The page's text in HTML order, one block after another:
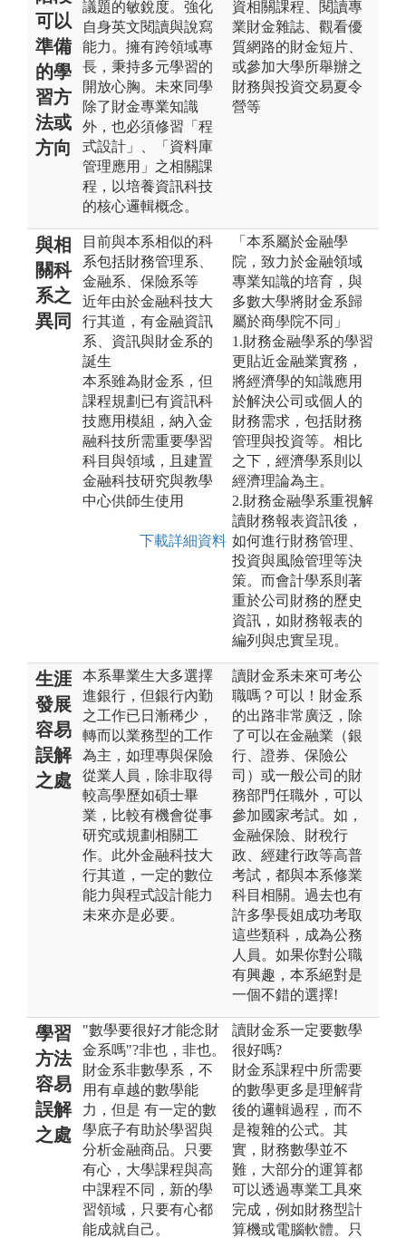
可以
準備
的學
習方
法或
方向
議題的敏銳度。強化
自身英文閱讀與說寫
能力。擁有跨領域專
長，秉持多元學習的
開放心胸。未來同學
除了財金專業知識
外，也必須修習「程
式設計」、「資料庫
管理應用」之相關課
程，以培養資訊科技
的核心邏輯概念。
資相關課程、閱讀專
業財金雜誌、觀看優
質網路的財金短片、
或參加大學所舉辦之
財務與投資交易夏令
營等
與相
關科
系之
異同
目前與本系相似的科
系包括財務管理系、
金融系、保險系等
近年由於金融科技大
行其道，有金融資訊
系、資訊與財金系的
誕生
本系雖為財金系，但
課程規劃已有資訊科
技應用模組，納入金
融科技所需重要學習
科目與領域，且建置
金融科技研究與教學
中心供師生使用
下載詳細資料
「本系屬於金融學
院，致力於金融領域
專業知識的培育，與
多數大學將財金系歸
屬於商學院不同」
1.財務金融學系的學習
更貼近金融業實務，
將經濟學的知識應用
於解決公司或個人的
財務需求，包括財務
管理與投資等。相比
之下，經濟學系則以
經濟理論為主。
2.財務金融學系重視解
讀財務報表資訊後，
如何進行財務管理、
投資與風險管理等決
策。而會計學系則著
重於公司財務的歷史
資訊，如財務報表的
編列與忠實呈現。
生涯
發展
容易
誤解
之處
本系畢業生大多選擇
進銀行，但銀行內勤
之工作已日漸稀少，
轉而以業務型的工作
為主，如理專與保險
從業人員，除非取得
較高學歷如碩士畢
業，比較有機會從事
研究或規劃相關工
作。此外金融科技大
行其道，一定的數位
能力與程式設計能力
未來亦是必要。
讀財金系未來可考公
職嗎？可以！財金系
的出路非常廣泛，除
了可以在金融業（銀
行、證券、保險公
司）或一般公司的財
務部門任職外，可以
參加國家考試。如，
金融保險、財稅行
政、經建行政等高普
考試，都與本系修業
科目相關。過去也有
許多學長姐成功考取
這些類科，成為公務
人員。如果你對公職
有興趣，本系絕對是
一個不錯的選擇!
學習
方法
容易
誤解
之處
"數學要很好才能念財
金系嗎"?非也，非也。
財金系非數學系，不
用有卓越的數學能
力，但是 有一定的數
學底子有助於學習與
分析金融商品。只要
有心，大學課程與高
中課程不同，新的學
習領域，只要有心都
能成就自己。
讀財金系一定要數學
很好嗎?
財金系課程中所需要
的數學更多是理解背
後的邏輯過程，而不
是複雜的公式。其
實，財務數學並不
難，大部分的運算都
可以透過專業工具來
完成，例如財務型計
算機或電腦軟體。只